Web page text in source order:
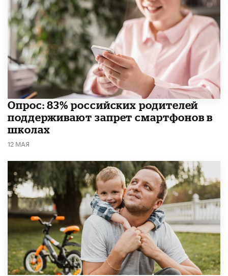
Опрос: 83% российских родителей
поддерживают запрет смартфонов в
школах
12 МАЯ